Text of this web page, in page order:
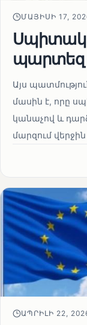
ՄԱՅԻՍԻ 17,
Սպիտակ
պարտեզ
Այս
մասին է, որը
կանաչով և
մարզում
ԱՊՐԻԼԻ 22,